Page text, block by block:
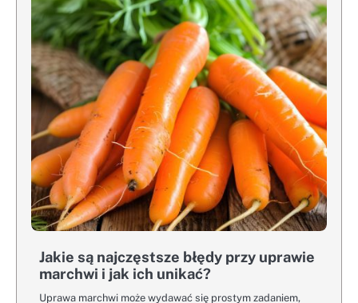
Jakie są najczęstsze błędy przy uprawie
marchwi i jak ich unikać?
Uprawa marchwi może wydawać się prostym zadaniem,